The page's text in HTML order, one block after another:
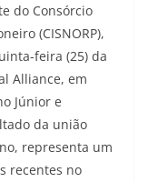
do Consórcio
(CISNORP),
feira (25) da
Alliance, em
Júnior e
da união
representa um
recentes no